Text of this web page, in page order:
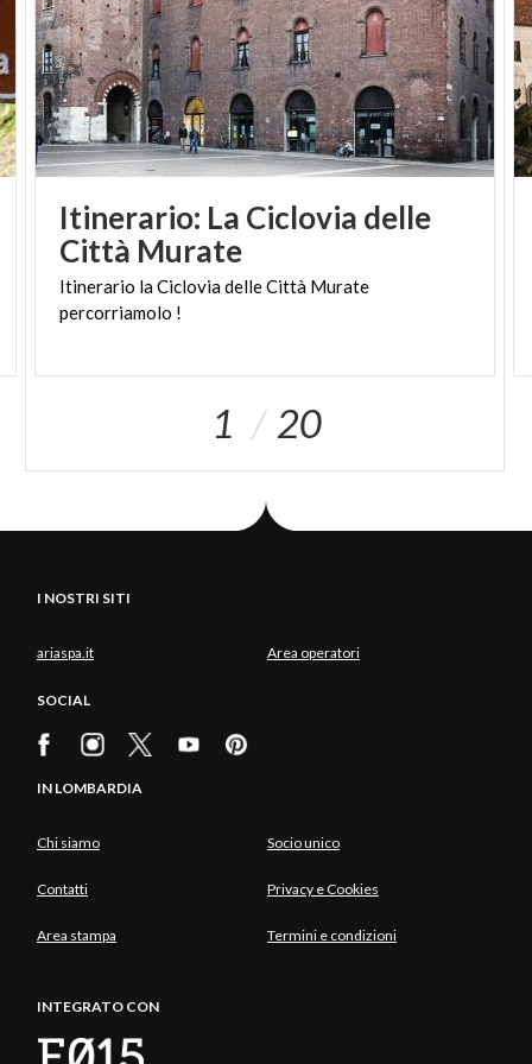
Museo della Stampa, inaugurato nel 1988 presso la
Casa degli Stampatori, per valorizzare la presenza in
paese di una antica stamperia, attiva già nel ‘400.
Itinerario: La Ciclovia delle
Città Murate
Itinerario laCicloviadelleCittà Murate
percorriamolo !
1 20
I NOSTRI SITI
ariaspa.it Area operatori
SOCIAL
IN LOMBARDIA
Chi siamo Socio unico
Contatti Privacy e Cookies
Area stampa Termini e condizioni
INTEGRATO CON